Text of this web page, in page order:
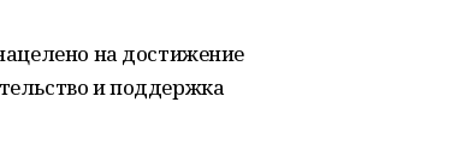
на достижение
и поддержка